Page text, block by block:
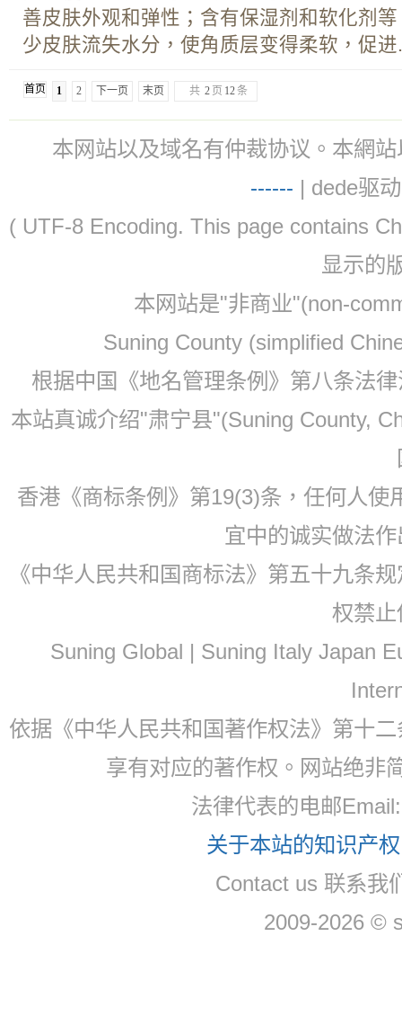
善皮肤外观和弹性；含有保湿剂和软化剂
少皮肤流失水分，使角质层变得柔软，促进
首页 1 2 下一页 末页 共 2 页 12 条
本网站以及域名有仲裁协议。本網
------ | dede驱
( UTF-8 Encoding. This page contains
显示的
本网站是"非商业"(non-
Suning County (simplified
根据中国《地名管理条例》第八条法
本站真诚介绍"肃宁县"(Suning County,
香港《商标条例》第19(3)条，任何人
宜中的诚实做法
《中华人民共和国商标法》第五十九条
权禁
Suning Global | Suning Italy Japan
依据《中华人民共和国著作权法》第十
享有对应的著作权。网站绝非
法律代表的电邮
关于本站的知识产
Contact us 联系我
2009-2026 ©